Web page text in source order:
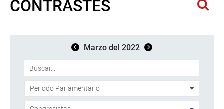
CONTRASTES
Marzo del 2022